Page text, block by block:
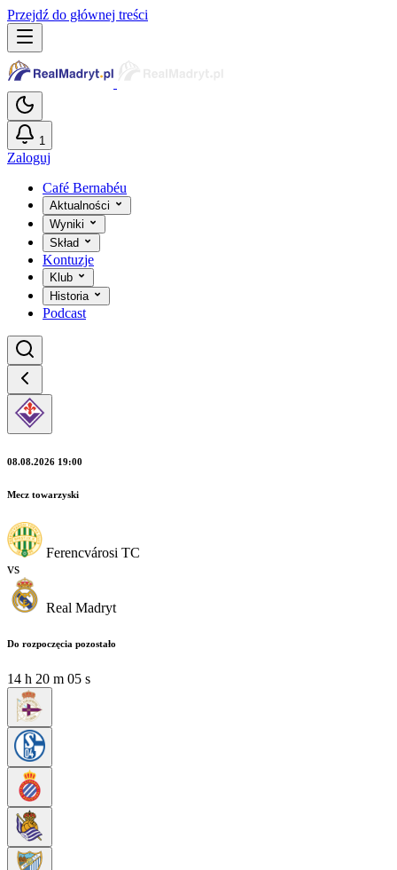
Przejdź do głównej treści
1
Zaloguj
Café Bernabéu
Aktualności
Wyniki
Skład
Kontuzje
Klub
Historia
Podcast
08.08.2026 19:00
Mecz towarzyski
Ferencvárosi TC
vs
Real Madryt
Do rozpoczęcia pozostało
14 h 20 m 04 s